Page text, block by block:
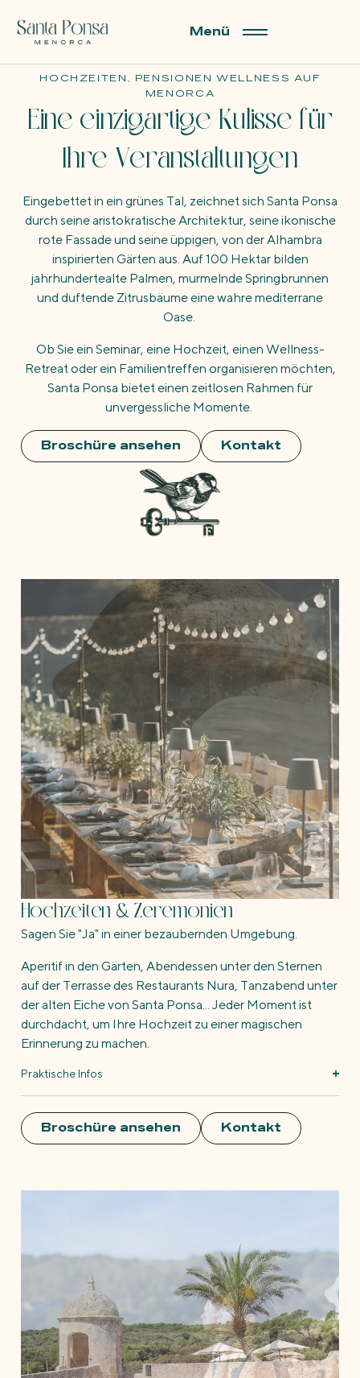
Menü
HOCHZEITEN, PENSIONEN WELLNESS AUF
MENORCA
Eine einzigartige Kulisse für
Ihre Veranstaltungen
Eingebettet in ein grünes Tal, zeichnet sich Santa Ponsa
durch seine aristokratische Architektur, seine ikonische
rote Fassade und seine üppigen, von der Alhambra
inspirierten Gärten aus. Auf 100 Hektar bilden
jahrhundertealte Palmen, murmelnde Springbrunnen
und duftende Zitrusbäume eine wahre mediterrane
Oase.
Ob Sie ein Seminar, eine Hochzeit, einen Wellness-
Retreat oder ein Familientreffen organisieren möchten,
Santa Ponsa bietet einen zeitlosen Rahmen für
unvergessliche Momente.
Broschüre ansehen Kontakt
Hochzeiten & Zeremonien
Sagen Sie "Ja" in einer bezaubernden Umgebung.
Aperitif in den Gärten, Abendessen unter den Sternen
auf der Terrasse des Restaurants Nura, Tanzabend unter
der alten Eiche von Santa Ponsa... Jeder Moment ist
durchdacht, um Ihre Hochzeit zu einer magischen
Erinnerung zu machen.
Praktische Infos
Broschüre ansehen Kontakt